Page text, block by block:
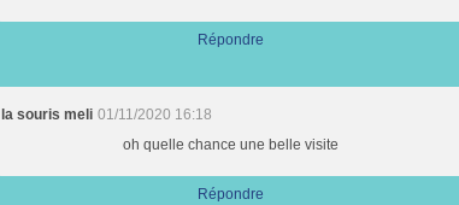
Répondre
la souris meli 01/11/2020 16:18
oh quelle chance une belle visite
Répondre